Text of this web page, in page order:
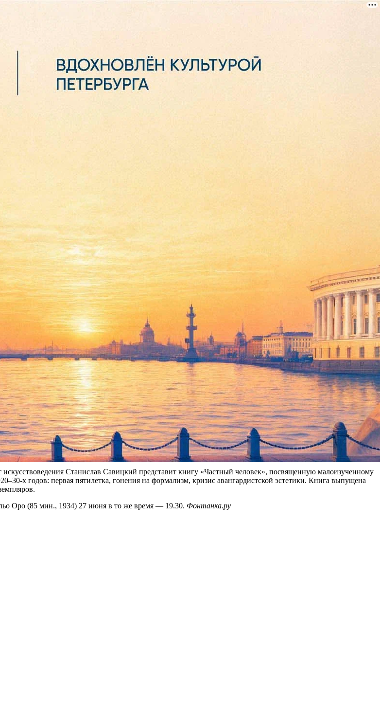
«Частный человек»
Станислав Савицкий представит книгу «Частный человек», посвященную малоизученному
х годов: первая пятилетка, гонения на формализм, кризис авангардистской эстетики. Книга выпущена
Оро (85 мин., 1934) 27 июня в то же время — 19.30. Фонтанка.ру